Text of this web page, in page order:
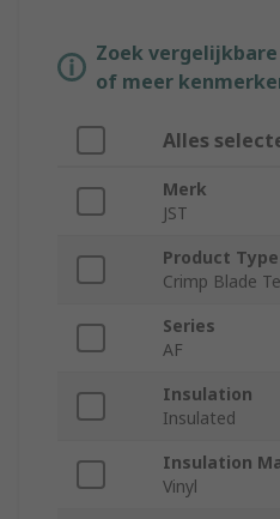
Zoek
of meer
Alles
Merk
JST
Product Type
Crimp Blade
Series
AF
Insulation
Insulated
Insulation
Vinyl